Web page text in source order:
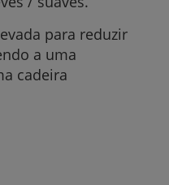
para reduzir
a uma
cadeira